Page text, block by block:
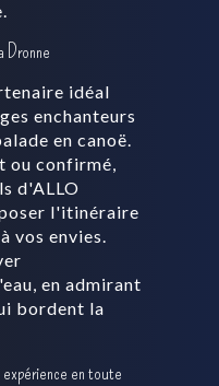
Dronne
idéal
enchanteurs
en canoë.
ou confirmé,
d'ALLO
l'itinéraire
vos envies.
en admirant
bordent la
en toute